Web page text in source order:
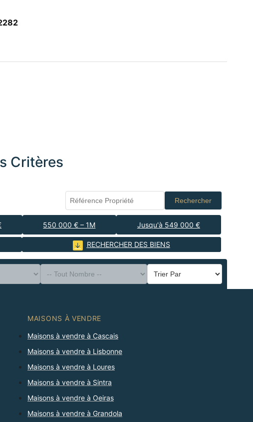
Critères
Rechercher
550 000 € – 1M Jusqu'à 549 000 €
RECHERCHER DES BIENS
MAISONS À VENDRE
Maisons à vendre à Cascais
Maisons à vendre à Lisbonne
Maisons à vendre à Loures
Maisons à vendre à Sintra
Maisons à vendre à Oeiras
Maisons à vendre à Grandola